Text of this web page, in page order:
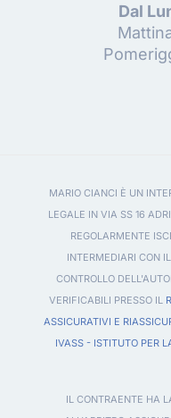
Dal
MARIO CIANCI È UN
LEGALE IN VIA SS 16
REGOLARMENTE
INTERMEDIARI CON
CONTROLLO
VERIFICABILI PRESSO IL
ASSICURATIVI E
IVASS - ISTITUTO PER
IL CONTRAENTE HA